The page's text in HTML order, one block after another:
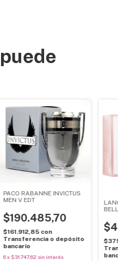
PACO RABANNE INVICTUS
MEN V EDT
$190.485,70
$161.912,85 con
Transferencia o depósito
bancario
6x $31.747,62 sin interés